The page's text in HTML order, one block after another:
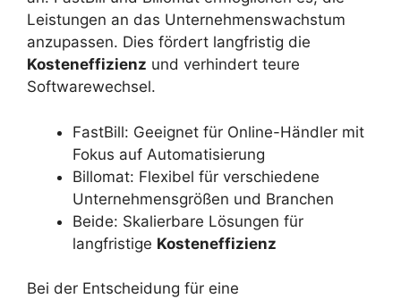
Leistungen an das Unternehmenswachstum
anzupassen. Dies fördert langfristig die
Kosteneffizienz und verhindert teure
Softwarewechsel.
FastBill: Geeignet für Online-Händler mit
Fokus auf Automatisierung
Billomat: Flexibel für verschiedene
Unternehmensgrößen und Branchen
Beide: Skalierbare Lösungen für
langfristige Kosteneffizienz
Bei der Entscheidung für eine